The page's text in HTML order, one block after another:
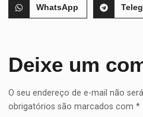
WhatsApp
Deixe um
O seu endereço de e-mail não
obrigatórios são marcados com*